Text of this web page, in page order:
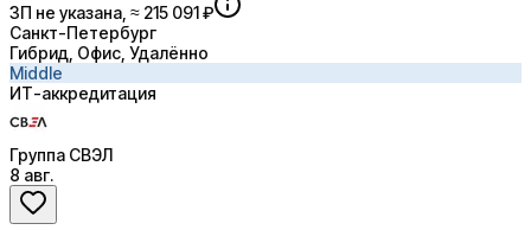
ЗП не указана, ≈ 215 091 ₽
Санкт-Петербург
Гибрид, Офис, Удалённо
Middle
ИТ-аккредитация
Группа СВЭЛ
8 авг.